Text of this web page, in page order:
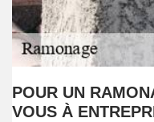
POUR UN
VOUS À